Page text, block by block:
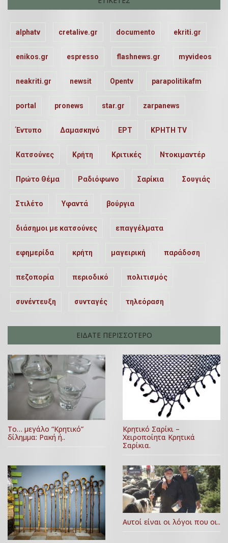
alphatv cretalive.gr documento ekriti.gr
enikos.gr espresso flashnews.gr myvideos
neakriti.gr newsit Opentv parapolitikafm
portal pronews star.gr zarpanews
Έντυπο Δαμασκηνό ΕΡΤ ΚΡΗΤΗ TV
Κατσούνες Κρήτη Κριτικές Ντοκιμαντέρ
Πρώτο Θέμα Ραδιόφωνο Σαρίκια Σουγιάς
Στιλέτο Υφαντά βούργια
διάσημοι με κατσούνες επαγγέλματα
εφημερίδα κρήτη μαγειρική παράδοση
πεζοπορία περιοδικό πολιτισμός
συνέντευξη συνταγές τηλεόραση
ΕΙΔΑΤΕ ΠΕΡΙΣΣΟΤΕΡΟ
Το… μεγάλο “Κρητικό”
δίλημμα: Ρακή ή..
Κρητικό Σαρίκι –
Χειροποίητα Κρητικά
Σαρίκια.
Αυτοί είναι οι λόγοι που οι..